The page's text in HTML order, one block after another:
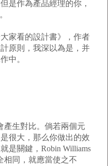
是作為產品經理的你，
看的設計書》，作者
原則，我深以為是，并
中。
生對比。倘若兩個元
很大，那么你做出的效
是關鍵，Robin Williams
相同，就應當使之不